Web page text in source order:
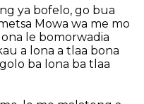
ya bofelo, go bua
Mowa wa me mo
le bomorwadia
a lona a tlaa bona
ba lona ba tlaa